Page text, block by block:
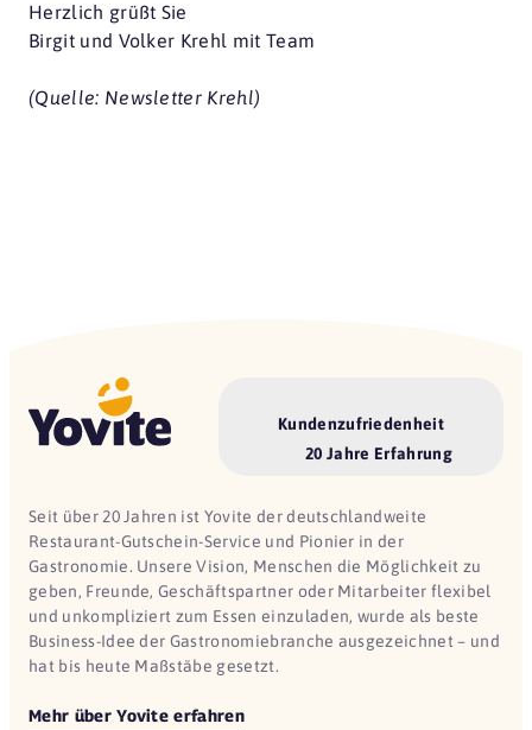
Herzlich grüßt Sie
Birgit und Volker Krehl mit Team
(Quelle: Newsletter Krehl)
Kundenzufriedenheit
20 Jahre Erfahrung
Seit über 20 Jahren ist Yovite der deutschlandweite
Restaurant-Gutschein-Service und Pionier in der
Gastronomie. Unsere Vision, Menschen die Möglichkeit zu
geben, Freunde, Geschäftspartner oder Mitarbeiter flexibel
und unkompliziert zum Essen einzuladen, wurde als beste
Business-Idee der Gastronomiebranche ausgezeichnet – und
hat bis heute Maßstäbe gesetzt.
Mehr über Yovite erfahren